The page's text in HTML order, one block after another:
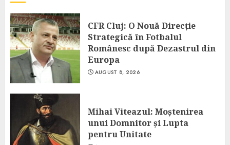
CFR Cluj: O Nouă Direcție
Strategică în Fotbalul
Românesc după Dezastrul din
Europa
AUGUST 8, 2026
Mihai Viteazul: Moștenirea
unui Domnitor și Lupta
pentru Unitate